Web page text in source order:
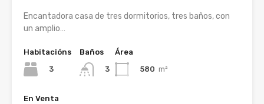
Encantadora casa de tres dormitorios, tres baños, con
un amplio…
Habitacións
3
Baños
3
Área
580 m²
En Venta